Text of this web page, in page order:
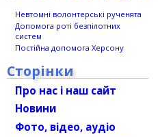
Невтомні волонтерські рученята
Допомога роті безпілотних
систем
Постійна допомога Херсону
Сторінки
Про нас і наш сайт
Новини
Фото, відео, аудіо